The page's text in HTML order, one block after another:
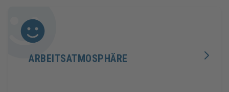
ARBEITSATMOSPHÄRE